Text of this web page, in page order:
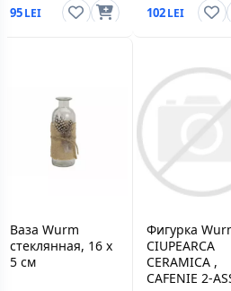
95
102
Ваза Wurm
стеклянная, 16 x
5 cм
Фигурка
CIUPEARCA
CERAMICA ,
CAFENIE 2-